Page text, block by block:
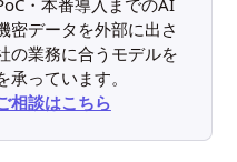
・本番導入までのAI
密データを外部に出さ
の業務に合うモデルを
っています。
相談はこちら